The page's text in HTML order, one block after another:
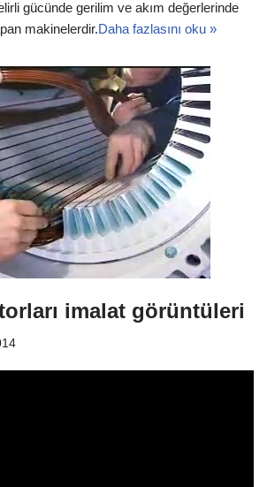
gücünde gerilim ve akım değerlerinde
makinelerdir.Daha fazlasını oku »
imalat görüntüleri